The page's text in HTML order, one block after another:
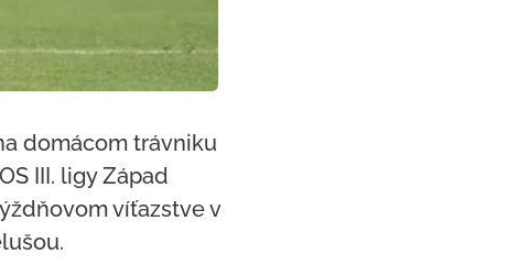
domácom trávniku
III. ligy Západ
víťazstve v